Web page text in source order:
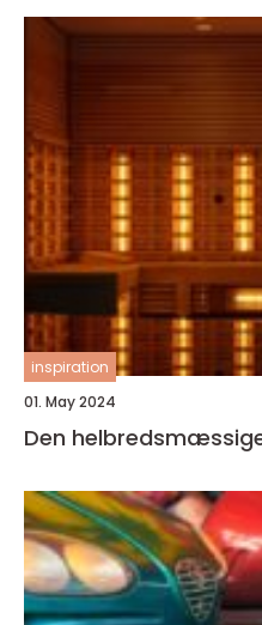
inspiration
01. May 2024
Den